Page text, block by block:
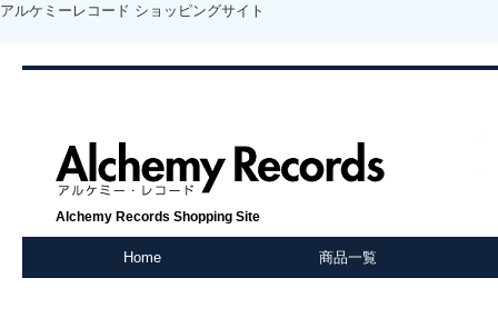
アルケミーレコード ショッピングサイト
Alchemy Records Shopping Site
Home 商品一覧